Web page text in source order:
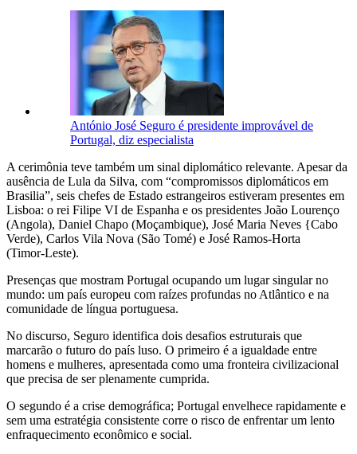
António José Seguro é presidente improvável de
Portugal, diz especialista
A cerimônia teve também um sinal diplomático relevante. Apesar da
ausência de Lula da Silva, com “compromissos diplomáticos em
Brasilia”, seis chefes de Estado estrangeiros estiveram presentes em
Lisboa: o rei Filipe VI de Espanha e os presidentes João Lourenço
(Angola), Daniel Chapo (Moçambique), José Maria Neves {Cabo
Verde), Carlos Vila Nova (São Tomé) e José Ramos‑Horta
(Timor‑Leste).
Presenças que mostram Portugal ocupando um lugar singular no
mundo: um país europeu com raízes profundas no Atlântico e na
comunidade de língua portuguesa.
No discurso, Seguro identifica dois desafios estruturais que
marcarão o futuro do país luso. O primeiro é a igualdade entre
homens e mulheres, apresentada como uma fronteira civilizacional
que precisa de ser plenamente cumprida.
O segundo é a crise demográfica; Portugal envelhece rapidamente e
sem uma estratégia consistente corre o risco de enfrentar um lento
enfraquecimento econômico e social.